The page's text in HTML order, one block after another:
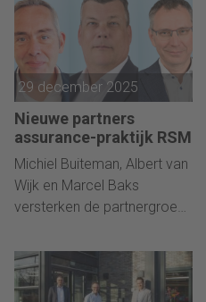
29 december 2025
Nieuwe partners
assurance-praktijk RSM
Michiel Buiteman, Albert van
Wijk en Marcel Baks
versterken de partnergroep